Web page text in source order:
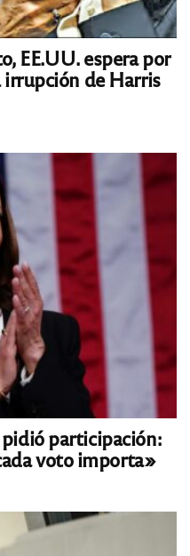
EE.UU. espera por
irrupción de Harris
participación:
voto importa»